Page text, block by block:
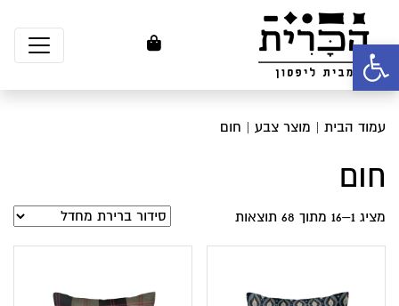
פתח סרגל נגישות
עמוד הבית | מוצר צבע | חום
חום
מציג 1–16 מתוך 68 תוצאות